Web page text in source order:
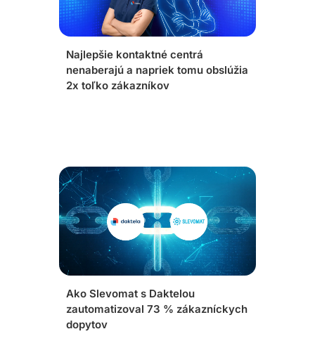
Najlepšie kontaktné centrá
nenaberajú a napriek tomu obslúžia
2x toľko zákazníkov
Ako Slevomat s Daktelou
zautomatizoval 73 % zákazníckych
dopytov